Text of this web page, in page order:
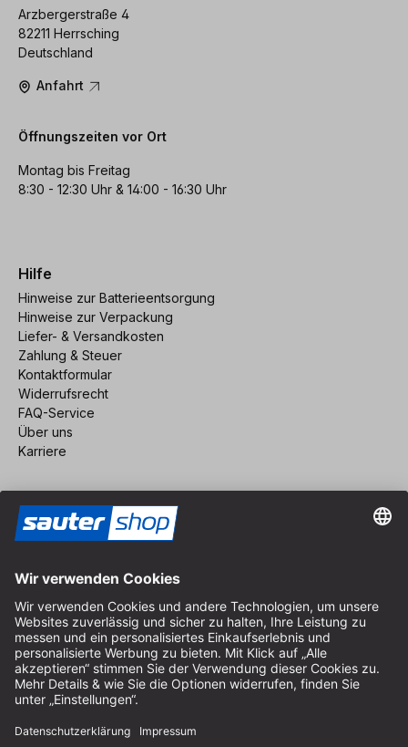
Arzbergerstraße 4
82211 Herrsching
Deutschland
Anfahrt
Öffnungszeiten vor Ort
Montag bis Freitag
8:30 - 12:30 Uhr & 14:00 - 16:30 Uhr
Hilfe
Hinweise zur Batterieentsorgung
Hinweise zur Verpackung
Liefer- & Versandkosten
Zahlung & Steuer
Kontaktformular
Widerrufsrecht
FAQ-Service
Über uns
Karriere
Impressum
AGB
Datenschutz
Cookie-Einstellungen
© 2026 sauter GmbH